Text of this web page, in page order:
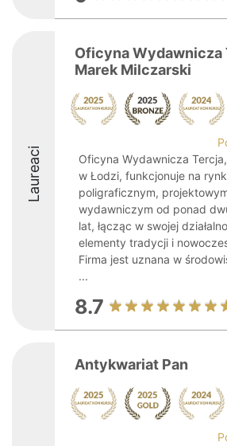
Laureaci
Oficyna Wydawnicza
Marek Milczarski
Oficyna Wydawnicza
w Łodzi, funkcjonuje na
poligraficznym,
wydawniczym od ponad
lat, łącząc w swojej
elementy tradycji i
Firma jest uznana w
...
8.7
Antykwariat Pan